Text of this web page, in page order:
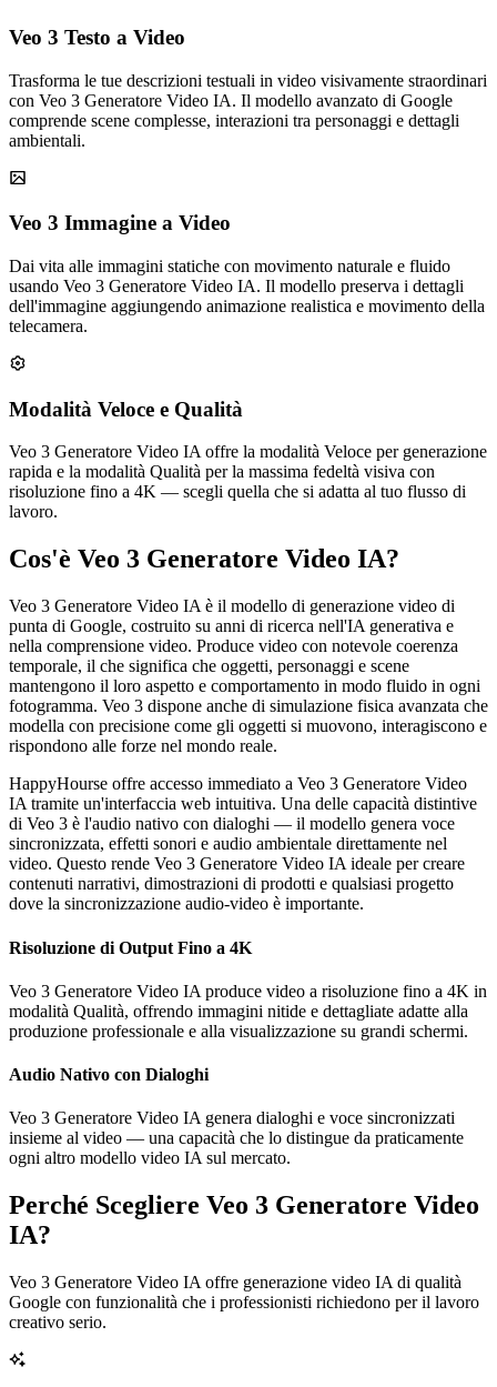
Veo 3 Testo a Video
Trasforma le tue descrizioni testuali in video visivamente straordinari
con Veo 3 Generatore Video IA. Il modello avanzato di Google
comprende scene complesse, interazioni tra personaggi e dettagli
ambientali.
Veo 3 Immagine a Video
Dai vita alle immagini statiche con movimento naturale e fluido
usando Veo 3 Generatore Video IA. Il modello preserva i dettagli
dell'immagine aggiungendo animazione realistica e movimento della
telecamera.
Modalità Veloce e Qualità
Veo 3 Generatore Video IA offre la modalità Veloce per generazione
rapida e la modalità Qualità per la massima fedeltà visiva con
risoluzione fino a 4K — scegli quella che si adatta al tuo flusso di
lavoro.
Cos'è Veo 3 Generatore Video IA?
Veo 3 Generatore Video IA è il modello di generazione video di
punta di Google, costruito su anni di ricerca nell'IA generativa e
nella comprensione video. Produce video con notevole coerenza
temporale, il che significa che oggetti, personaggi e scene
mantengono il loro aspetto e comportamento in modo fluido in ogni
fotogramma. Veo 3 dispone anche di simulazione fisica avanzata che
modella con precisione come gli oggetti si muovono, interagiscono e
rispondono alle forze nel mondo reale.
HappyHourse offre accesso immediato a Veo 3 Generatore Video
IA tramite un'interfaccia web intuitiva. Una delle capacità distintive
di Veo 3 è l'audio nativo con dialoghi — il modello genera voce
sincronizzata, effetti sonori e audio ambientale direttamente nel
video. Questo rende Veo 3 Generatore Video IA ideale per creare
contenuti narrativi, dimostrazioni di prodotti e qualsiasi progetto
dove la sincronizzazione audio-video è importante.
Risoluzione di Output Fino a 4K
Veo 3 Generatore Video IA produce video a risoluzione fino a 4K in
modalità Qualità, offrendo immagini nitide e dettagliate adatte alla
produzione professionale e alla visualizzazione su grandi schermi.
Audio Nativo con Dialoghi
Veo 3 Generatore Video IA genera dialoghi e voce sincronizzati
insieme al video — una capacità che lo distingue da praticamente
ogni altro modello video IA sul mercato.
Perché Scegliere Veo 3 Generatore Video
IA?
Veo 3 Generatore Video IA offre generazione video IA di qualità
Google con funzionalità che i professionisti richiedono per il lavoro
creativo serio.